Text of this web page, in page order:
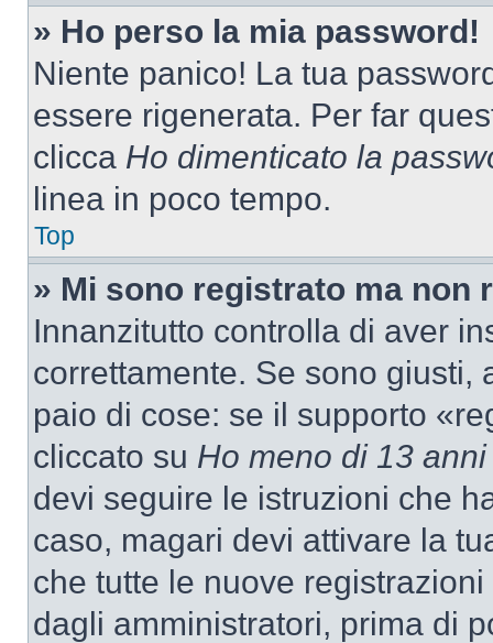
» Ho perso la mia password!
Niente panico! La tua
essere rigenerata. Per far
clicca Ho dimenticato la
linea in poco tempo.
Top
» Mi sono registrato ma non
Innanzitutto controlla di aver
correttamente. Se sono giusti,
paio di cose: se il supporto
cliccato su Ho meno di 13 anni
devi seguire le istruzioni che
caso, magari devi attivare la
che tutte le nuove
dagli amministratori, prima di